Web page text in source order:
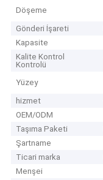
Döşeme
Gönderi İşareti
Kapasite
Kalite Kontrol
Kontrolü
Yüzey
hizmet
OEM/ODM
Taşıma Paketi
Şartname
Ticari marka
Menşei